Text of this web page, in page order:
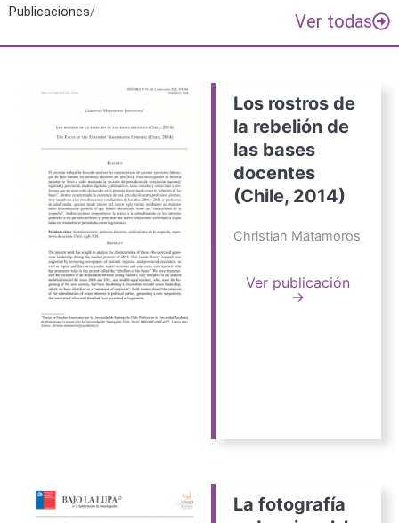
Publicaciones/ Ver todas
Los rostros de
la rebelión de
las bases
docentes
(Chile, 2014)
Christian Matamoros
Ver publicación
→
La fotografía